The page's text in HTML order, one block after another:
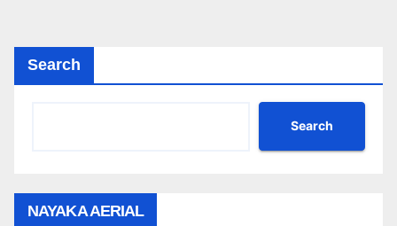
Search
Search
NAYAKA AERIAL